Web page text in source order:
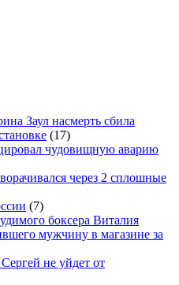
Заул насмерть сбила
(17)
чудовищную аварию
через 2 сплошные
(7)
боксера Виталия
мужчину в магазине за
не уйдет от